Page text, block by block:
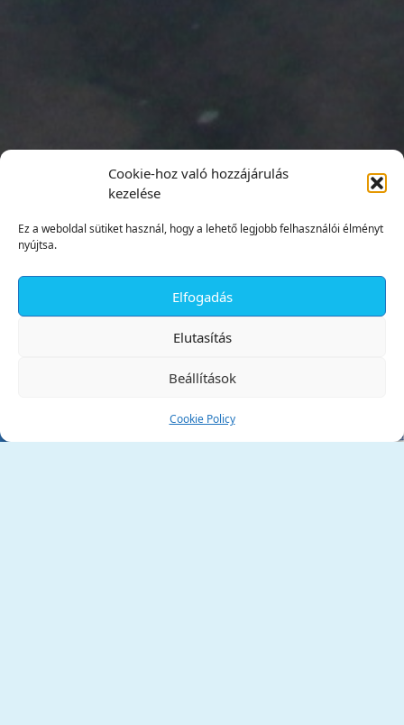
Cookie-hoz való hozzájárulás
kezelése
Ez a weboldal sütiket használ, hogy a lehető legjobb felhasználói élményt
nyújtsa.
Elfogadás
Elutasítás
Beállítások
Cookie Policy
Tata Város Önkormányzata
✕